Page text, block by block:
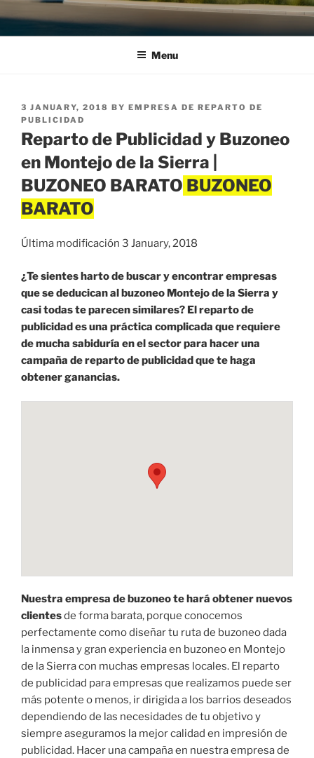
Menu
POSTED
ON
3 JANUARY, 2018 BY EMPRESA DE REPARTO DE
PUBLICIDAD
Reparto de Publicidad y Buzoneo
en Montejo de la Sierra |
BUZONEO BARATO
Última modificación 3 January, 2018
¿Te sientes harto de buscar y encontrar empresas
que se deducican al buzoneo Montejo de la Sierra y
casi todas te parecen similares? El reparto de
publicidad es una práctica complicada que requiere
de mucha sabiduría en el sector para hacer una
campaña de reparto de publicidad que te haga
obtener ganancias.
Nuestra empresa de buzoneo te hará obtener nuevos
clientesde forma barata, porque conocemos
perfectamente como diseñar tu ruta de buzoneo dada
la inmensa y gran experiencia en buzoneo en Montejo
de la Sierra con muchas empresas locales. El reparto
de publicidad para empresas que realizamos puede ser
más potente o menos, ir dirigida a los barrios deseados
dependiendo de las necesidades de tu objetivo y
siempre aseguramos la mejor calidad en impresión de
publicidad. Hacer una campaña en nuestra empresa de